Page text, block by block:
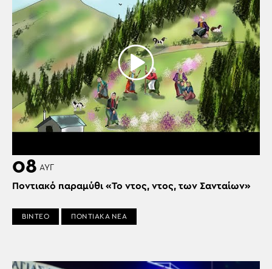
08 ΑΥΓ
Ποντιακό παραμύθι «Το ντος, ντος, των Σανταίων»
ΒΙΝΤΕΟ ΠΟΝΤΙΑΚΑ ΝΕΑ